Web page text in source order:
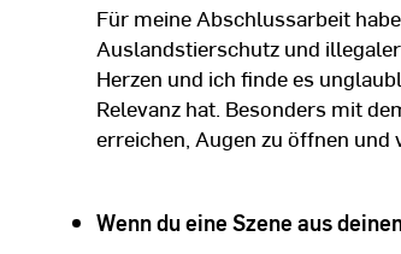
Für meine Abschlussarbeit
Auslandstierschutz und
Herzen und ich finde es
Relevanz hat. Besonders mit
erreichen, Augen zu öffnen
Wenn du eine Szene aus